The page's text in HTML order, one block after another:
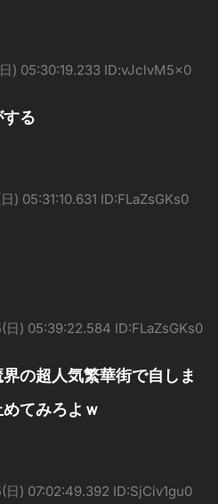
) 05:30:19.233 ID:vJclvM5x0
る
) 05:31:10.631 ID:FLaZsGKs0
) 05:39:22.584 ID:FLaZsGKs0
界の超人気繁華街で自しま
てみろよｗ
) 07:02:49.392 ID:SjCiv1gu0